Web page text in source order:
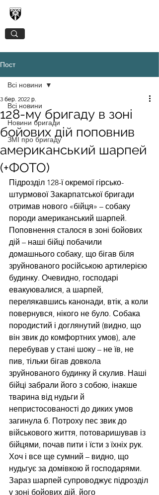
Пост
Всі новини
Новини бригади
ЗМІ про бригаду
Всі новини
128-му бригаду в зоні
бойових дій поповнив
американський шарпей
(+ФОТО)
3 бер. 2022 р.
Підрозділ 128-ї окремої гірсько-
штурмової Закарпатської бригади
отримав нового «бійця» – собаку
породи американський шарпей.
Поповнення сталося в зоні бойових
дій – наші бійці побачили
домашнього собаку, що бігав біля
зруйнованого російською артилерією
будинку. Очевидно, господарі
евакуювалися, а шарпей,
перелякавшись канонади, втік, а коли
повернувся, нікого не було. Собака
породистий і доглянутий (видно, що
він звик до комфортних умов), але
перебував у стані шоку – не їв, не
пив, тільки бігав довкола
зруйнованого будинку й скулив. Наші
бійці забрали його з собою, інакше
тварина від нудьги й
непристосованості до диких умов
загинула б. Потроху пес звик до
військового життя, потоваришував із
бійцями, почав пити і їсти з їхніх рук.
Хоч і все ще сумний – видно, що
нудьгує за домівкою й господарями.
Зараз шарпей супроводжує підрозділ
у зоні бойових дій, його